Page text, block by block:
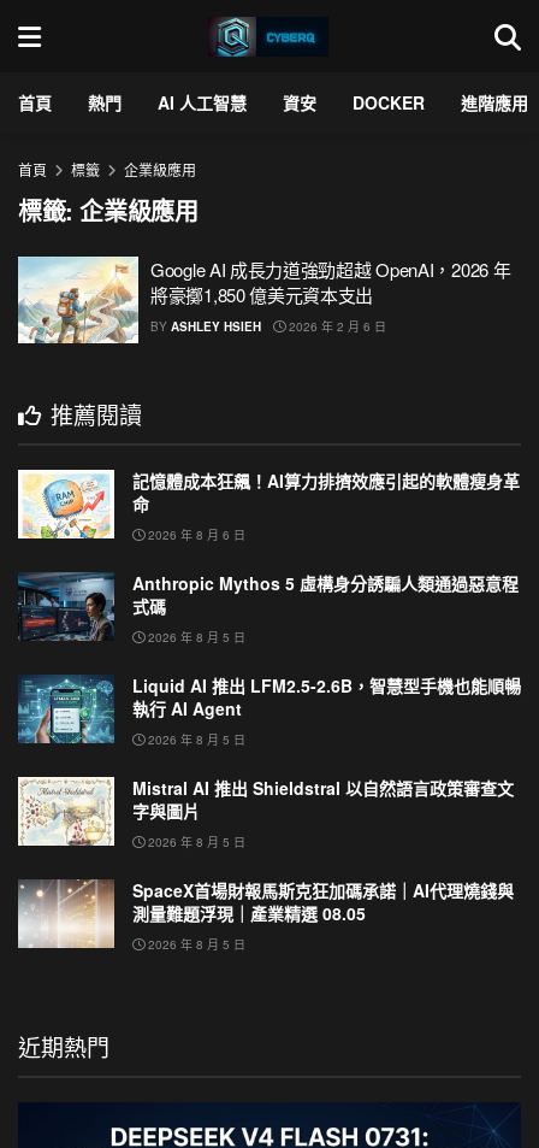
首頁 熱門 AI 人工智慧 資安 DOCKER 進階應用
首頁 標籤 企業級應用
標籤:企業級應用
Google AI 成長力道強勁超越 OpenAI，2026 年
將豪擲1,850 億美元資本支出
BY ASHLEY HSIEH 2026 年 2 月 6 日
推薦閱讀
記憶體成本狂飆！AI算力排擠效應引起的軟體瘦身革
命
2026 年 8 月 6 日
Anthropic Mythos 5 虛構身分誘騙人類通過惡意程
式碼
2026 年 8 月 5 日
Liquid AI 推出 LFM2.5-2.6B，智慧型手機也能順暢
執行 AI Agent
2026 年 8 月 5 日
Mistral AI 推出 Shieldstral 以自然語言政策審查文
字與圖片
2026 年 8 月 5 日
SpaceX首場財報馬斯克狂加碼承諾｜AI代理燒錢與
測量難題浮現｜產業精選 08.05
2026 年 8 月 5 日
近期熱門